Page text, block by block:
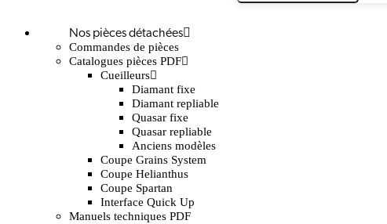
Nos pièces détachées
Commandes de pièces
Catalogues pièces PDF
Cueilleurs
Diamant fixe
Diamant repliable
Quasar fixe
Quasar repliable
Anciens modèles
Coupe Grains System
Coupe Helianthus
Coupe Spartan
Interface Quick Up
Manuels techniques PDF